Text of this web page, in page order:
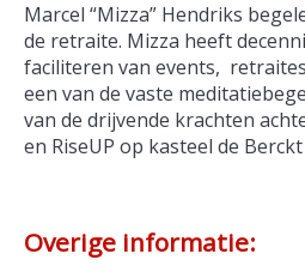
Marcel “Mizza” Hendriks
de retraite. Mizza heeft
faciliteren van events,
een van de vaste
van de drijvende krachten
en RiseUP op kasteel de
Overige informatie: